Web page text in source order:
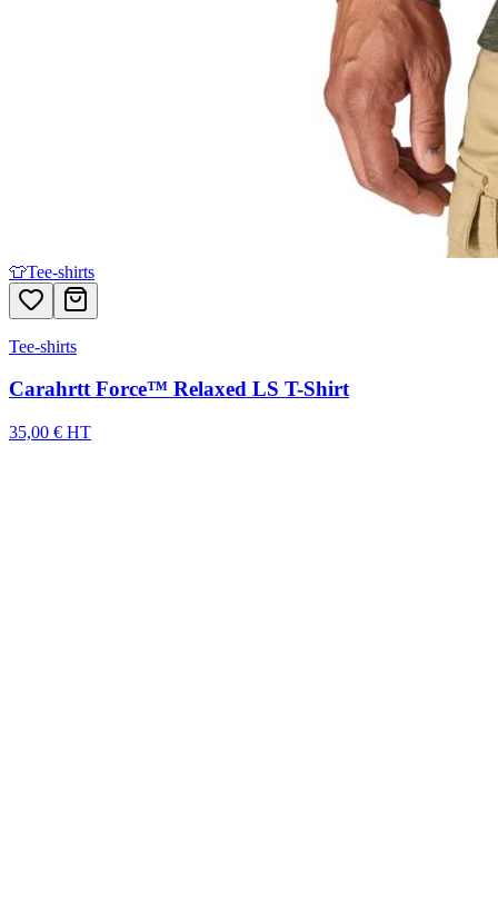
👕Tee-shirts
Tee-shirts
Carahrtt Force™ Relaxed LS T-Shirt
35,00 € HT